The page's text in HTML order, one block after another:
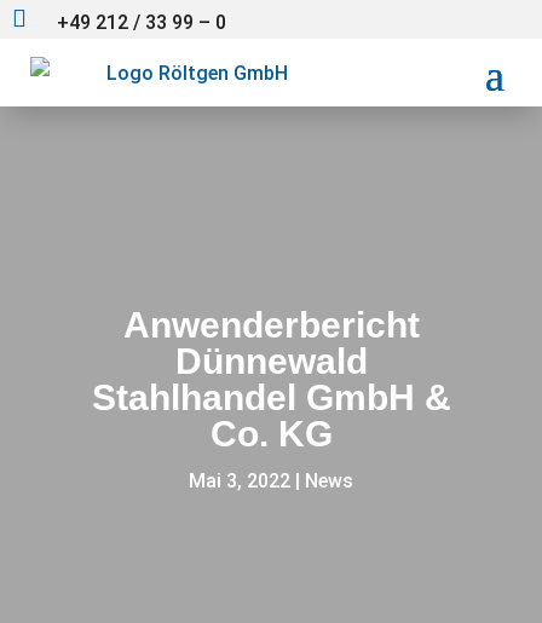
 +49 212 / 33 99 – 0
Anwenderbericht
Dünnewald
Stahlhandel GmbH &
Co. KG
Mai 3, 2022 | News